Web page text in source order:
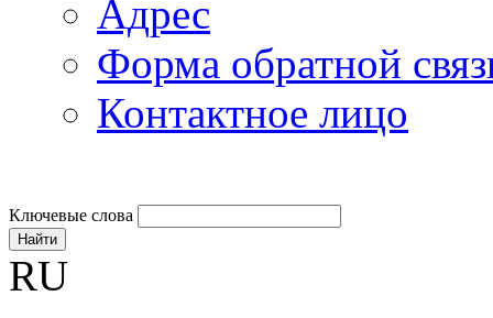
Адрес
Форма обратной
Контактное лицо
Ключевые слова
Найти
RU